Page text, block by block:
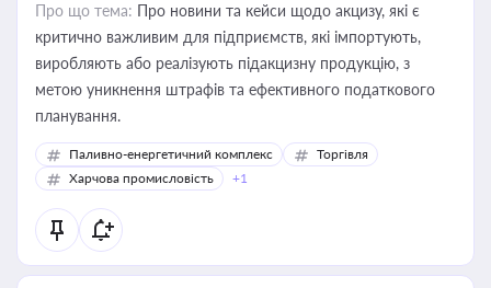
Про що тема: Про новини та кейси щодо акцизу, які є
критично важливим для підприємств, які імпортують,
виробляють або реалізують підакцизну продукцію, з
метою уникнення штрафів та ефективного податкового
планування.
Паливно-енергетичний комплекс
Торгівля
Харчова промисловість
+1